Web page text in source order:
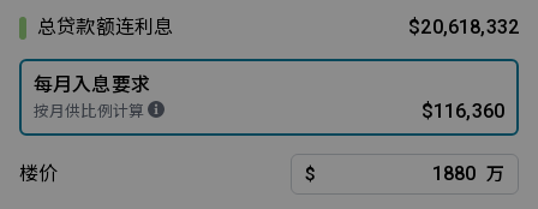
总贷款额连利息
$20,618,332
每月入息要求
按月供比例计算 $116,360
楼价 $ 万